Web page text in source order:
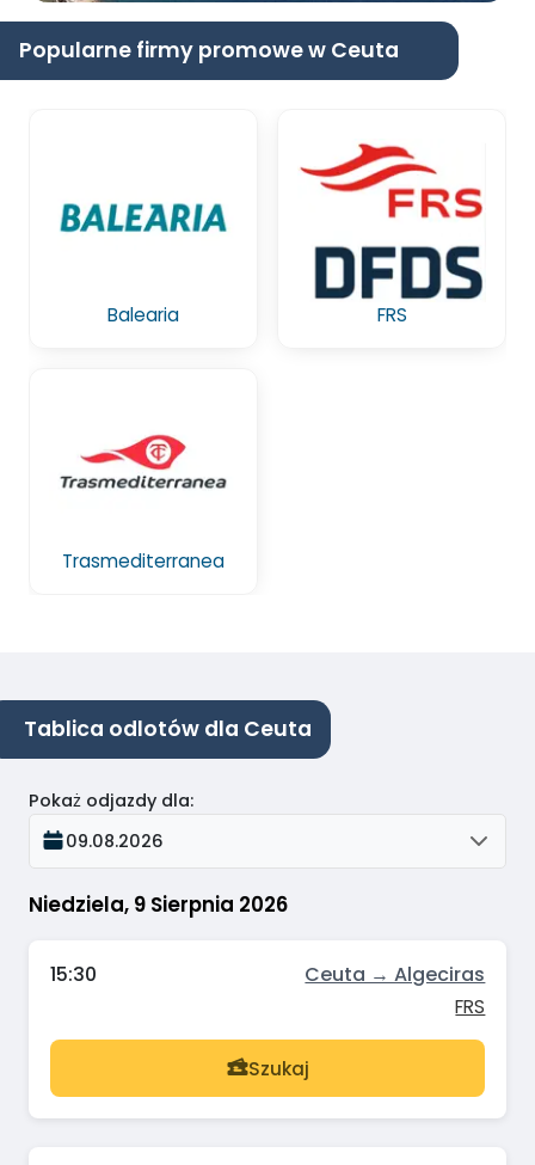
Popularne firmy promowe w Ceuta
Balearia FRS
Trasmediterranea
Tablica odlotów dla Ceuta
Niedziela, 9 Sierpnia 2026
Pokaż odjazdy dla:
09.08.2026
15:30 Ceuta → Algeciras
FRS
Szukaj